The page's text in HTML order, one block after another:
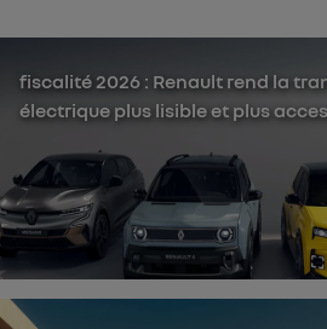
fiscalité 2026 : Renault rend la
électrique plus lisible et plus